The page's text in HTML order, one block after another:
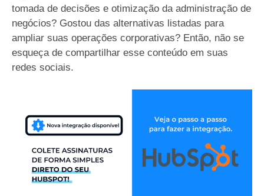
tomada de decisões e otimização da administração de
negócios? Gostou das alternativas listadas para
ampliar suas operações corporativas? Então, não se
esqueça de compartilhar esse conteúdo em suas
redes sociais.